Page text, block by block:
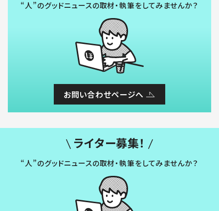
“人”のグッドニュースの取材・執筆をしてみませんか？
お問い合わせページへ
ライター募集！
“人”のグッドニュースの取材・執筆をしてみませんか？